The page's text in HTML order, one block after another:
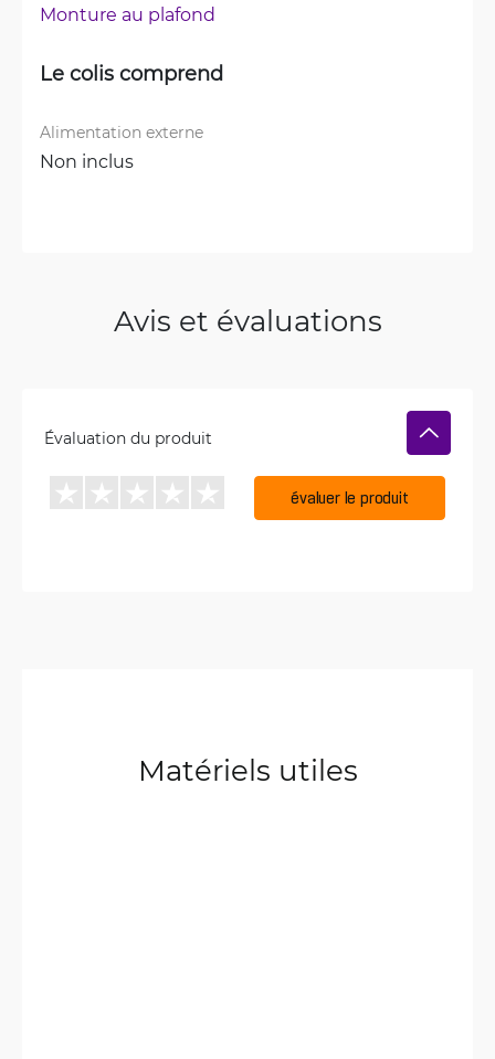
Monture au plafond
Le colis comprend
Alimentation externe
Non inclus
Avis et évaluations
Évaluation du produit
évaluer le produit
Matériels utiles